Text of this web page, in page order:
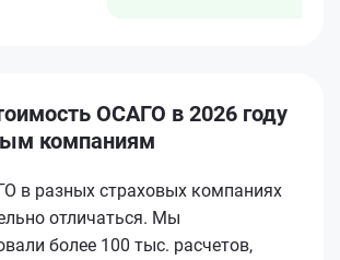
ОСАГО в 2026 году
компаниям
в разных страховых компаниях
отличаться. Мы
более 100 тыс. расчетов,